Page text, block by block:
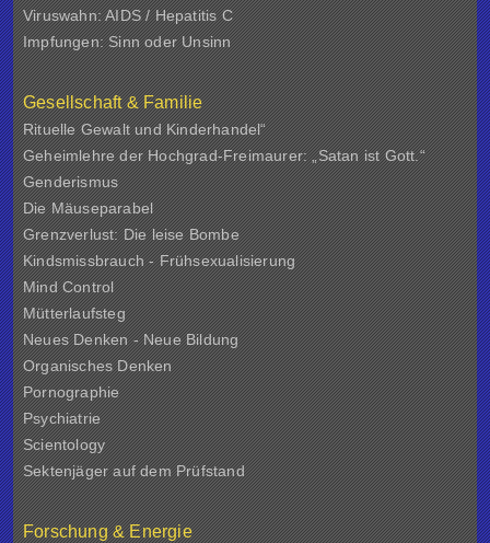
Viruswahn: AIDS / Hepatitis C
Impfungen: Sinn oder Unsinn
Gesellschaft & Familie
Rituelle Gewalt und Kinderhandel“
Geheimlehre der Hochgrad-Freimaurer: „Satan ist Gott.“
Genderismus
Die Mäuseparabel
Grenzverlust: Die leise Bombe
Kindsmissbrauch - Frühsexualisierung
Mind Control
Mütterlaufsteg
Neues Denken - Neue Bildung
Organisches Denken
Pornographie
Psychiatrie
Scientology
Sektenjäger auf dem Prüfstand
Forschung & Energie